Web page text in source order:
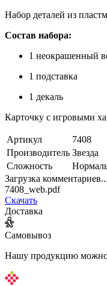
Набор деталей из
Состав набора:
1 неокрашенный
1 подставка
1 декаль
Карточку с игровыми
Артикул
7408
Производитель Звезда
Сложность
Загрузка комментариев...
7408_web.pdf
Скачать
Доставка
Самовывоз
Нашу продукцию можно